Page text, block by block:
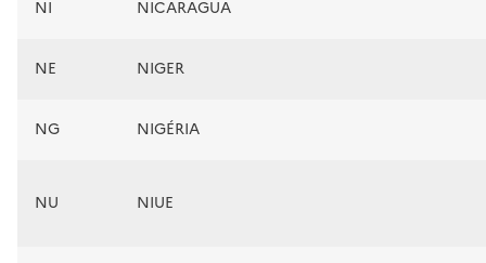
NI NICARAGUA
NE NIGER
NG NIGÉRIA
NU NIUE